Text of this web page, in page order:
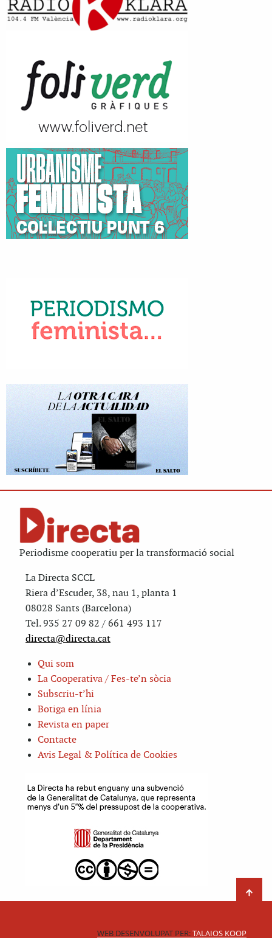
Periodisme cooperatiu per la transformació social
La Directa SCCL
Riera d’Escuder, 38, nau 1, planta 1
08028 Sants (Barcelona)
Tel. 935 27 09 82 / 661 493 117
directa@directa.cat
Qui som
La Cooperativa / Fes-te’n sòcia
Subscriu-t’hi
Botiga en línia
Revista en paper
Contacte
Avis Legal & Política de Cookies
WEB DESENVOLUPAT PER:TALAIOS KOOP